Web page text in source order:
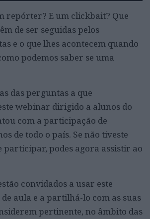
repórter? E um clickbait? Que
de ser seguidas pelos
e o que lhes acontecem quando
podemos saber se uma
das perguntas a que
webinar dirigido a alunos do
com a participação de
de todo o país. Se não tiveste
participar, podes agora assistir ao
convidados a usar este
aula e a partilhá-lo com as suas
pertinente, no âmbito das